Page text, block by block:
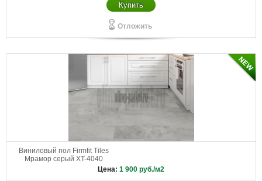
Купить
Отложить
Виниловый пол Firmfit Tiles
Мрамор серый XT-4040
Цена: 1 900 руб./м2